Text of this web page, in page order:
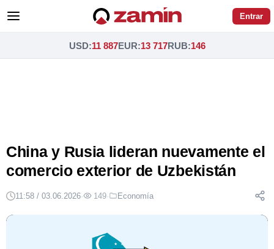
Entrar
USD:11 887EUR:13 717RUB:146
China y Rusia lideran nuevamente el
comercio exterior de Uzbekistán
11:58 / 03.06.2026· 149· Economía